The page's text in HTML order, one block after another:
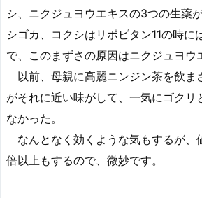
シ、ニクジュヨウエキスの3つの生薬
シゴカ、コクシはリポビタン11の時に
で、このまずさの原因はニクジュヨウ
以前、母親に高麗ニンジン茶を飲ま
がそれに近い味がして、一気にゴクリ
なかった。
なんとなく効くような気もするが、
倍以上もするので、微妙です。